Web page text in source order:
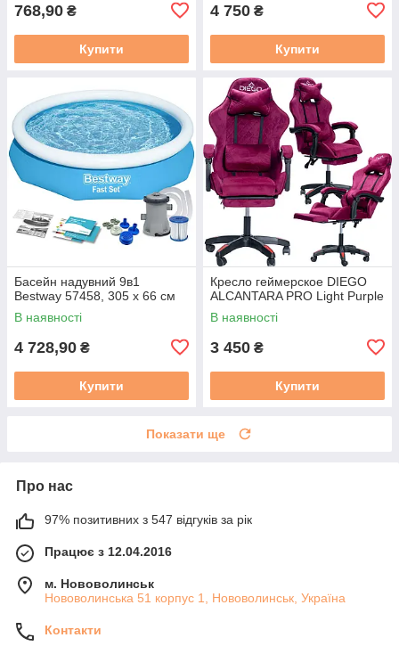
768,90 ₴
Купити
4 750 ₴
Купити
Басейн надувний 9в1
Bestway 57458, 305 x 66 см
В наявності
4 728,90 ₴
Купити
Кресло геймерское DIEGO
ALCANTARA PRO Light Purple
В наявності
3 450 ₴
Купити
Показати ще
Про нас
97% позитивних з 547 відгуків за рік
Працює з 12.04.2016
м. Нововолинськ
Нововолинська 51 корпус 1, Нововолинськ, Україна
Контакти